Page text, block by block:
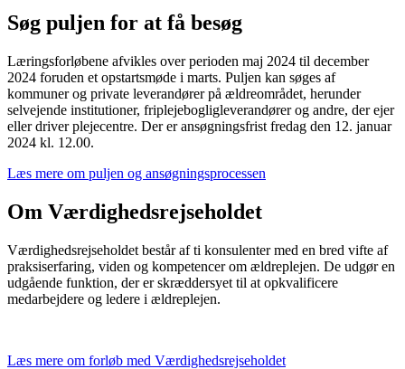
Søg puljen for at få besøg
Læringsforløbene afvikles over perioden maj 2024 til december
2024 foruden et opstartsmøde i marts. Puljen kan søges af
kommuner og private leverandører på ældreområdet, herunder
selvejende institutioner, friplejebogligleverandører og andre, der ejer
eller driver plejecentre. Der er ansøgningsfrist fredag den 12. januar
2024 kl. 12.00.
Læs mere om puljen og ansøgningsprocessen
Om Værdighedsrejseholdet
Værdighedsrejseholdet består af ti konsulenter med en bred vifte af
praksiserfaring, viden og kompetencer om ældreplejen. De udgør en
udgående funktion, der er skræddersyet til at opkvalificere
medarbejdere og ledere i ældreplejen.
Læs mere om forløb med Værdighedsrejseholdet